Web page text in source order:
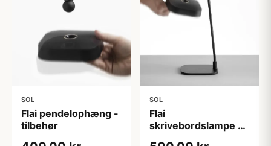
SOL
Flai pendelophæng -
tilbehør
SOL
Flai
skrivebordslampe -